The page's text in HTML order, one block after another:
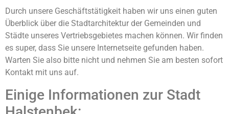
Durch unsere Geschäftstätigkeit haben wir uns einen guten
Überblick über die Stadtarchitektur der Gemeinden und
Städte unseres Vertriebsgebietes machen können. Wir finden
es super, dass Sie unsere Internetseite gefunden haben.
Warten Sie also bitte nicht und nehmen Sie am besten sofort
Kontakt mit uns auf.
Einige Informationen zur Stadt